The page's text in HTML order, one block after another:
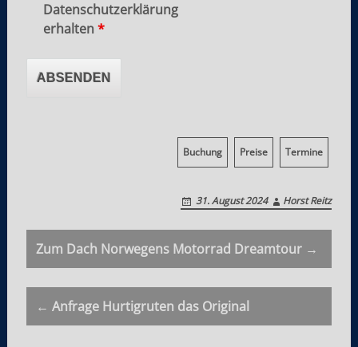
Datenschutzerklärung
erhalten *
Buchung Preise Termine
31. August 2024 Horst Reitz
P
o
t
Zum Dach Norwegens Motorrad Dreamtour →
← Anfrage Hurtigruten das Original